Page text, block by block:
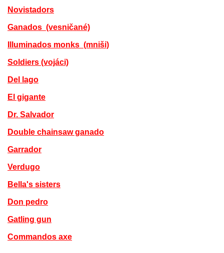
Novistadors
Ganados (vesničané)
Illuminados monks (mniši)
Soldiers (vojáci)
Del lago
El gigante
Dr. Salvador
Double chainsaw ganado
Garrador
Verdugo
Bella's sisters
Don pedro
Gatling gun
Commandos axe